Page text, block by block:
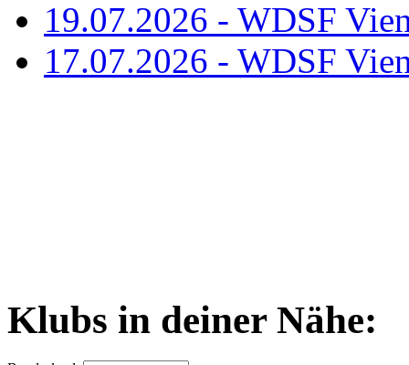
19.07.2026 - WDSF
17.07.2026 - WDSF
Klubs in deiner Nähe: